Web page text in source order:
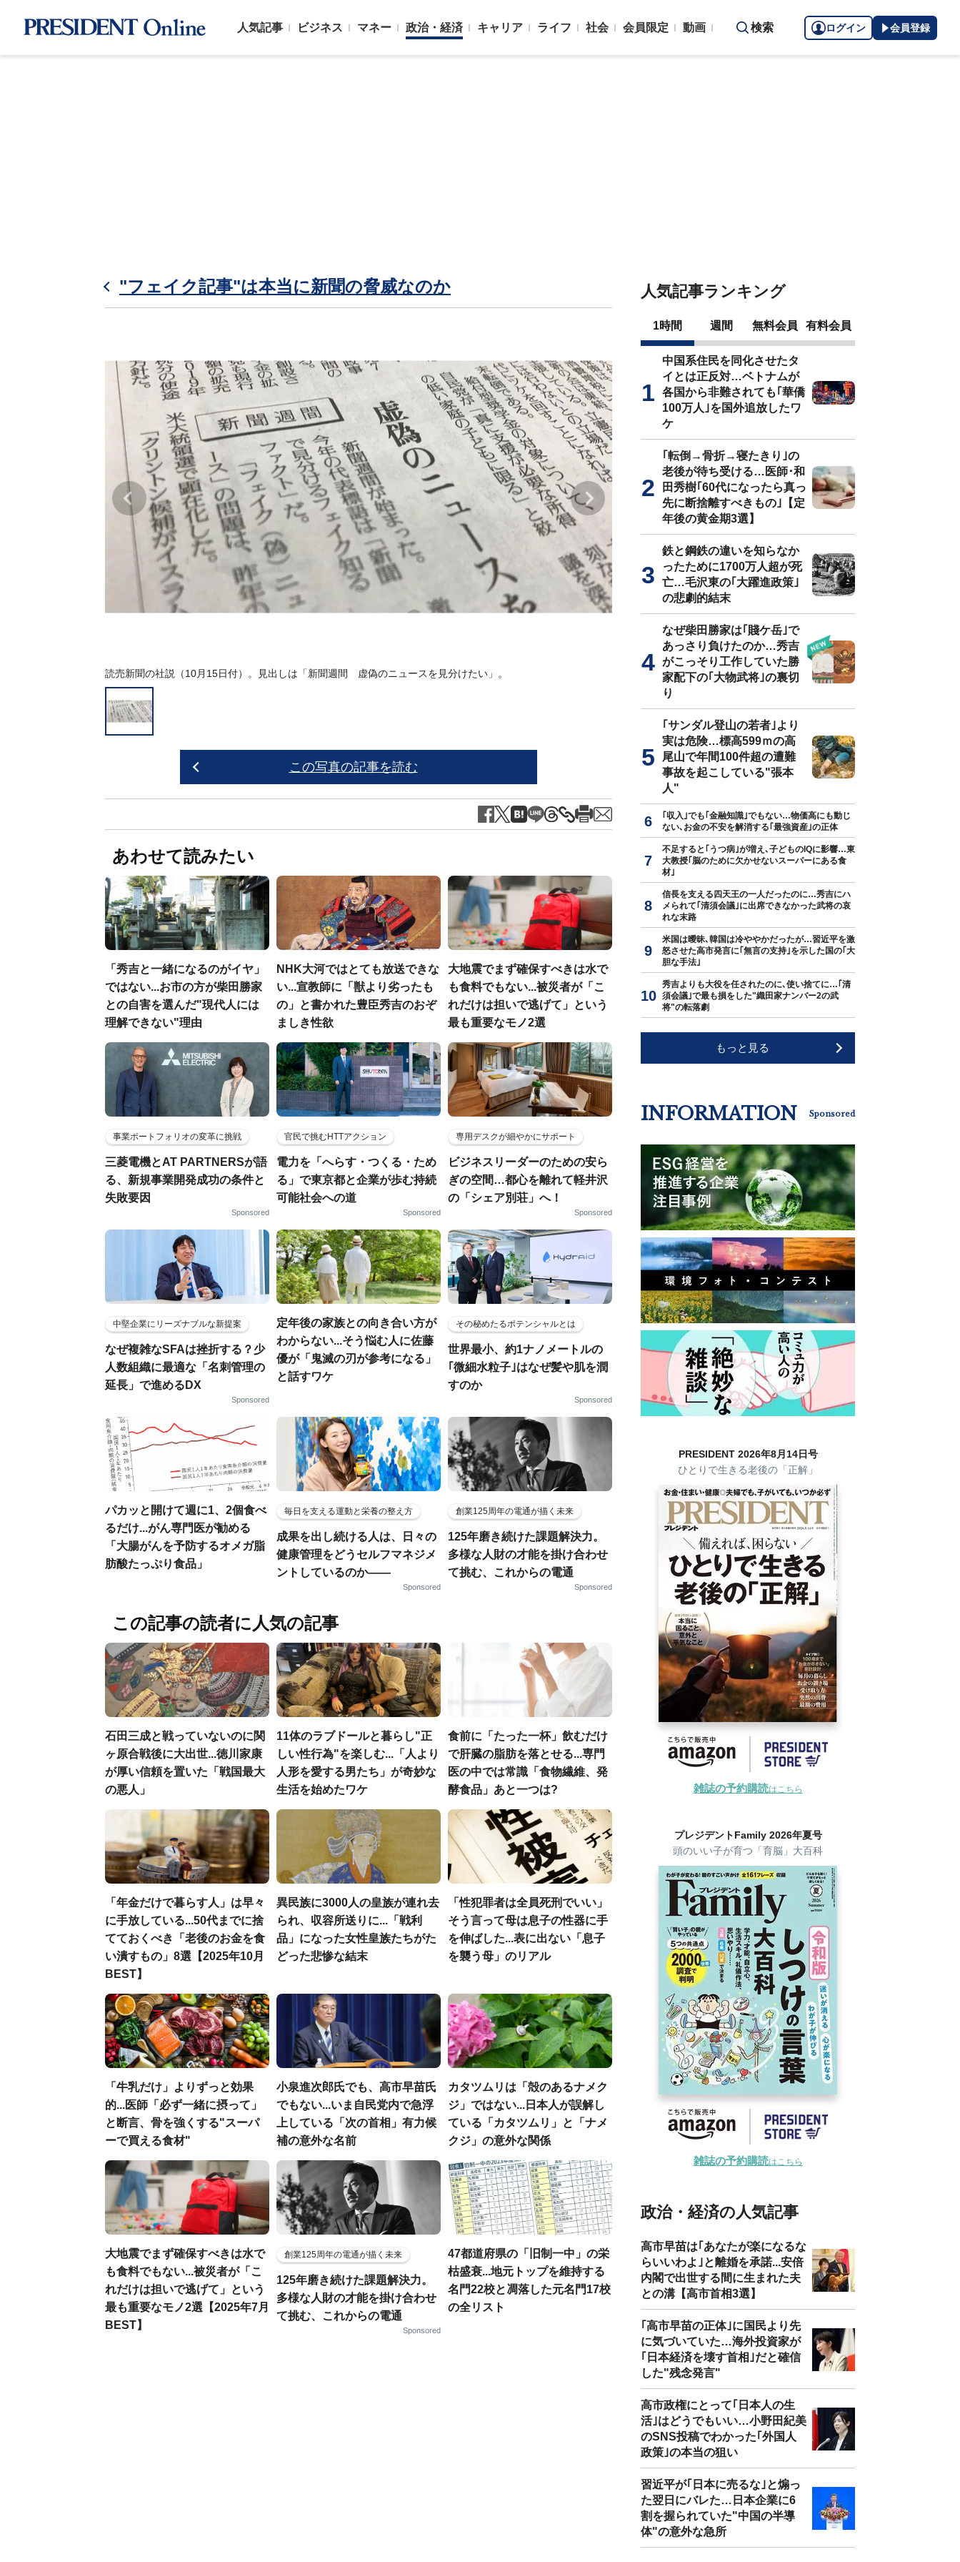
人気記事 ビジネス マネー 政治・経済 キャリア ライフ 社会 会員限定 動画 検索 ログイン 会員登録
"フェイク記事"は本当に新聞の脅威なのか
読売新聞の社説（10月15日付）。見出しは「新聞週間 虚偽のニュースを見分けたい」。
この写真の記事を読む
あわせて読みたい
「秀吉と一緒になるのがイヤ」
ではない...お市の方が柴田勝家
との自害を選んだ"現代人には
理解できない"理由
NHK大河ではとても放送できな
い...宣教師に「獣より劣ったも
の」と書かれた豊臣秀吉のおぞ
ましき性欲
大地震でまず確保すべきは水で
も食料でもない...被災者が「こ
れだけは担いで逃げて」という
最も重要なモノ2選
事業ポートフォリオの変革に挑戦
三菱電機とAT PARTNERSが語
る、新規事業開発成功の条件と
失敗要因
Sponsored
官民で挑むHTTアクション
電力を「へらす・つくる・ため
る」で東京都と企業が歩む持続
可能社会への道
Sponsored
専用デスクが細やかにサポート
ビジネスリーダーのための安ら
ぎの空間…都心を離れて軽井沢
の「シェア別荘」へ！
Sponsored
中堅企業にリーズナブルな新提案
なぜ複雑なSFAは挫折する？少
人数組織に最適な「名刺管理の
延長」で進めるDX
Sponsored
定年後の家族との向き合い方が
わからない...そう悩む人に佐藤
優が「鬼滅の刃が参考になる」
と話すワケ
その秘めたるポテンシャルとは
世界最小、約1ナノメートルの
｢微細水粒子｣はなぜ髪や肌を潤
すのか
Sponsored
パカッと開けて週に1、2個食べ
るだけ...がん専門医が勧める
「大腸がんを予防するオメガ脂
肪酸たっぷり食品」
毎日を支える運動と栄養の整え方
成果を出し続ける人は、日々の
健康管理をどうセルフマネジメ
ントしているのか——
Sponsored
創業125周年の電通が描く未来
125年磨き続けた課題解決力。
多様な人財の才能を掛け合わせ
て挑む、これからの電通
Sponsored
この記事の読者に人気の記事
石田三成と戦っていないのに関
ヶ原合戦後に大出世...徳川家康
が厚い信頼を置いた「戦国最大
の悪人」
11体のラブドールと暮らし"正
しい性行為"を楽しむ...「人より
人形を愛する男たち」が奇妙な
生活を始めたワケ
食前に「たった一杯」飲むだけ
で肝臓の脂肪を落とせる...専門
医の中では常識「食物繊維、発
酵食品」あと一つは?
「年金だけで暮らす人」は早々
に手放している...50代までに捨
てておくべき「老後のお金を食
い潰すもの」8選【2025年10月
BEST】
異民族に3000人の皇族が連れ去
られ、収容所送りに...「戦利
品」になった女性皇族たちがた
どった悲惨な結末
「性犯罪者は全員死刑でいい」
そう言って母は息子の性器に手
を伸ばした...表に出ない「息子
を襲う母」のリアル
「牛乳だけ」よりずっと効果
的...医師「必ず一緒に摂って」
と断言、骨を強くする"スーパ
ーで買える食材"
小泉進次郎氏でも、高市早苗氏
でもない...いま自民党内で急浮
上している「次の首相」有力候
補の意外な名前
カタツムリは「殻のあるナメク
ジ」ではない...日本人が誤解し
ている「カタツムリ」と「ナメ
クジ」の意外な関係
大地震でまず確保すべきは水で
も食料でもない...被災者が「こ
れだけは担いで逃げて」という
最も重要なモノ2選【2025年7月
BEST】
創業125周年の電通が描く未来
125年磨き続けた課題解決力。
多様な人財の才能を掛け合わせ
て挑む、これからの電通
Sponsored
47都道府県の「旧制一中」の栄
枯盛衰...地元トップを維持する
名門22校と凋落した元名門17校
の全リスト
人気記事ランキング
1時間 週間 無料会員 有料会員
中国系住民を同化させたタ
イとは正反対…ベトナムが
各国から非難されても｢華僑
100万人｣を国外追放したワ
ケ
｢転倒→骨折→寝たきり｣の
老後が待ち受ける…医師･和
田秀樹｢60代になったら真っ
先に断捨離すべきもの｣【定
年後の黄金期3選】
鉄と鋼鉄の違いを知らなか
ったために1700万人超が死
亡…毛沢東の｢大躍進政策｣
の悲劇的結末
なぜ柴田勝家は｢賤ケ岳｣で
あっさり負けたのか…秀吉
がこっそり工作していた勝
家配下の｢大物武将｣の裏切
り
｢サンダル登山の若者｣より
実は危険…標高599ｍの高
尾山で年間100件超の遭難
事故を起こしている"張本
人"
｢収入｣でも｢金融知識｣でもない…物価高にも動じ
ない､お金の不安を解消する｢最強資産｣の正体
不足すると｢うつ病｣が増え､子どものIQに影響…東
大教授｢脳のために欠かせないスーパーにある食
材｣
信長を支える四天王の一人だったのに…秀吉にハ
メられて｢清須会議｣に出席できなかった武将の哀
れな末路
米国は曖昧､韓国は冷ややかだったが…習近平を激
怒させた高市発言に｢無言の支持｣を示した国の｢大
胆な手法｣
秀吉よりも大役を任されたのに､使い捨てに…｢清
須会議｣で最も損をした"織田家ナンバー2の武
将"の転落劇
もっと見る
INFORMATION Sponsored
PRESIDENT 2026年8月14日号
ひとりで生きる老後の「正解」
雑誌の予約購読はこちら
プレジデントFamily 2026年夏号
頭のいい子が育つ「育脳」大百科
雑誌の予約購読はこちら
政治・経済の人気記事
高市早苗は｢あなたが楽になるな
らいいわよ｣と離婚を承諾...安倍
内閣で出世する間に生まれた夫
との溝【高市首相3選】
｢高市早苗の正体｣に国民より先
に気づいていた…海外投資家が
｢日本経済を壊す首相｣だと確信
した"残念発言"
高市政権にとって｢日本人の生
活｣はどうでもいい…小野田紀美
のSNS投稿でわかった｢外国人
政策｣の本当の狙い
習近平が｢日本に売るな｣と煽っ
た翌日にバレた…日本企業に6
割を握られていた"中国の半導
体"の意外な急所